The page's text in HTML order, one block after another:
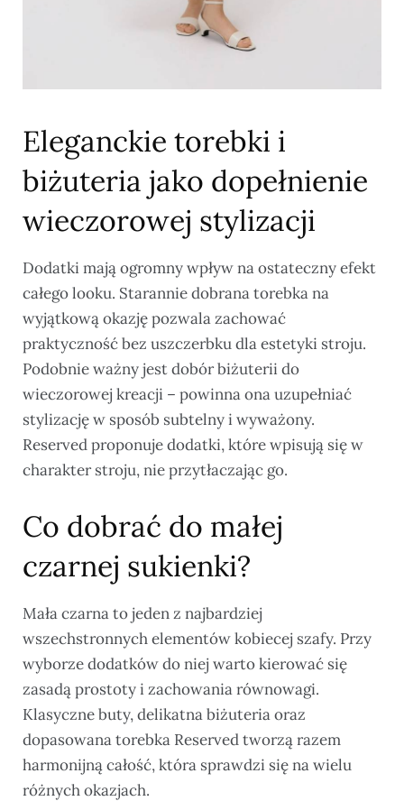
Eleganckie torebki i
biżuteria jako dopełnienie
wieczorowej stylizacji
Dodatki mają ogromny wpływ na ostateczny efekt
całego looku. Starannie dobrana torebka na
wyjątkową okazję pozwala zachować
praktyczność bez uszczerbku dla estetyki stroju.
Podobnie ważny jest dobór biżuterii do
wieczorowej kreacji – powinna ona uzupełniać
stylizację w sposób subtelny i wyważony.
Reserved proponuje dodatki, które wpisują się w
charakter stroju, nie przytłaczając go.
Co dobrać do małej
czarnej sukienki?
Mała czarna to jeden z najbardziej
wszechstronnych elementów kobiecej szafy. Przy
wyborze dodatków do niej warto kierować się
zasadą prostoty i zachowania równowagi.
Klasyczne buty, delikatna biżuteria oraz
dopasowana torebka Reserved tworzą razem
harmonijną całość, która sprawdzi się na wielu
różnych okazjach.